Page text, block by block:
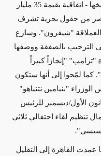
عن أضخم صفقة غاز طبيعي في تاريخها - اتفاقية بقيمة 35 مليار
مصر من حقول بحرية تشرف
العملاقة "شيفرون". وسارع
الترحيب بالصفقة ووصفها
"ترامب" "إنجازاً كبيراً
كما لمّحوا إلى أنها ستكون
"بنيامين نتنياهو"
الأول/ديسمبر للرئيس
تنظيم لقاء احتفالي ثلاثي
".
عمدت القاهرة إلى التقليل